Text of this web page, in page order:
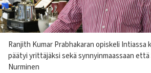
Kuvateksti
Ranjith Kumar Prabhakaran opiskeli Intiassa
päätyi yrittäjäksi sekä synnyinmaassaan että
Nurminen